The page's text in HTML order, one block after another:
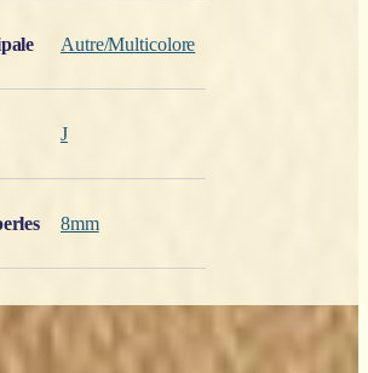
Autre/Multicolore
J
8mm